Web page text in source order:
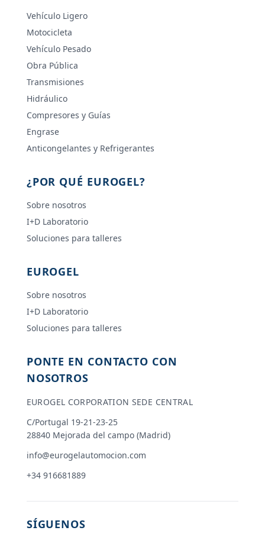
Vehículo Ligero
Motocicleta
Vehículo Pesado
Obra Pública
Transmisiones
Hidráulico
Compresores y Guías
Engrase
Anticongelantes y Refrigerantes
¿POR QUÉ EUROGEL?
Sobre nosotros
I+D Laboratorio
Soluciones para talleres
EUROGEL
Sobre nosotros
I+D Laboratorio
Soluciones para talleres
PONTE EN CONTACTO CON
NOSOTROS
EUROGEL CORPORATION SEDE CENTRAL
C/Portugal 19-21-23-25
28840 Mejorada del campo (Madrid)
info@eurogelautomocion.com
+34 916681889
SÍGUENOS